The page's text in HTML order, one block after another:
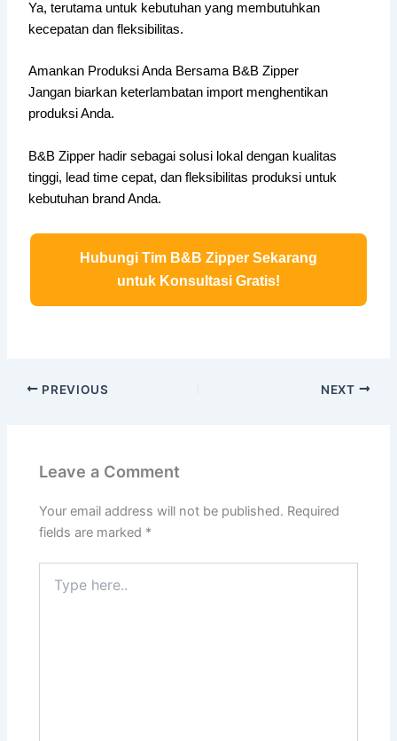
Ya, terutama untuk kebutuhan yang membutuhkan
kecepatan dan fleksibilitas.
Amankan Produksi Anda Bersama B&B Zipper
Jangan biarkan keterlambatan import menghentikan
produksi Anda.
B&B Zipper hadir sebagai solusi lokal dengan kualitas
tinggi, lead time cepat, dan fleksibilitas produksi untuk
kebutuhan brand Anda.
Hubungi Tim B&B Zipper Sekarang
untuk Konsultasi Gratis!
PREVIOUS NEXT
Leave a Comment
Your email address will not be published. Required
fields are marked *
here..